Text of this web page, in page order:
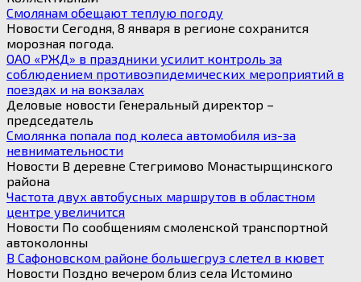
Смолянам обещают теплую погоду
Новости Сегодня, 8 января в регионе сохранится
морозная погода.
ОАО «РЖД» в праздники усилит контроль за
соблюдением противоэпидемических мероприятий в
поездах и на вокзалах
Деловые новости Генеральный директор –
председатель
Смолянка попала под колеса автомобиля из-за
невнимательности
Новости В деревне Стегримово Монастырщинского
района
Частота двух автобусных маршрутов в областном
центре увеличится
Новости По сообщениям смоленской транспортной
автоколонны
В Сафоновском районе большегруз слетел в кювет
Новости Поздно вечером близ села Истомино